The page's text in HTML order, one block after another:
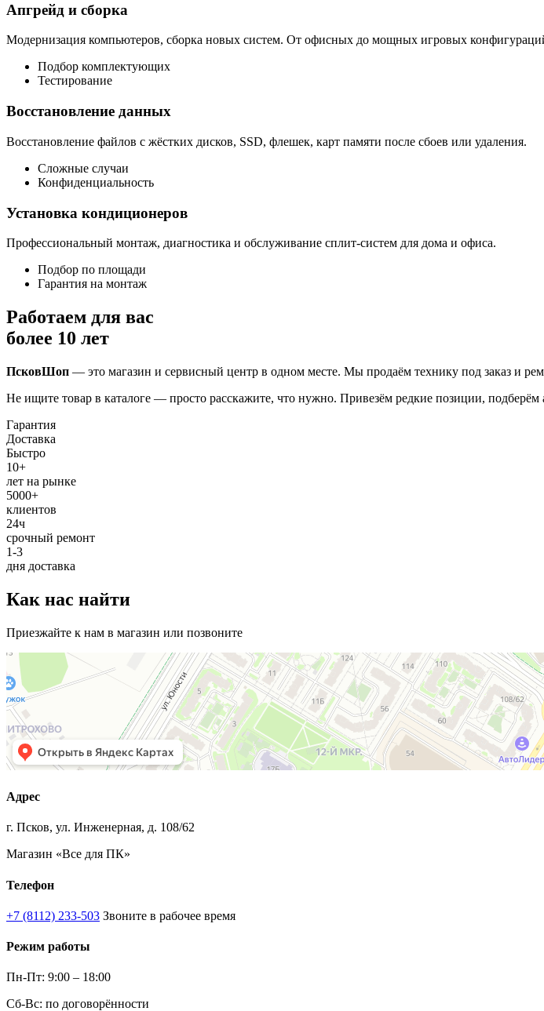
Апгрейд и сборка
Модернизация компьютеров, сборка новых систем. От офисных до мощных игровых
Подбор комплектующих
Тестирование
Восстановление данных
Восстановление файлов с жёстких дисков, SSD, флешек, карт памяти после сбоев или удаления.
Сложные случаи
Конфиденциальность
Установка кондиционеров
Профессиональный монтаж, диагностика и обслуживание сплит-систем для дома и офиса.
Подбор по площади
Гарантия на монтаж
Работаем для вас
более 10 лет
ПсковШоп — это магазин и сервисный центр в одном месте. Мы продаём технику под заказ и
Не ищите товар в каталоге — просто расскажите, что нужно. Привезём редкие позиции,
Гарантия
Доставка
Быстро
10+
лет на рынке
5000+
клиентов
24ч
срочный ремонт
1-3
дня доставка
Как нас найти
Приезжайте к нам в магазин или позвоните
Адрес
г. Псков, ул. Инженерная, д. 108/62
Магазин «Все для ПК»
Телефон
+7 (8112) 233-503 Звоните в рабочее время
Режим работы
Пн-Пт: 9:00 – 18:00
Сб-Вс: по договорённости